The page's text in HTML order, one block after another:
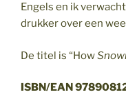
Engels en ik
drukker over een
De titel is “How
ISBN/EAN